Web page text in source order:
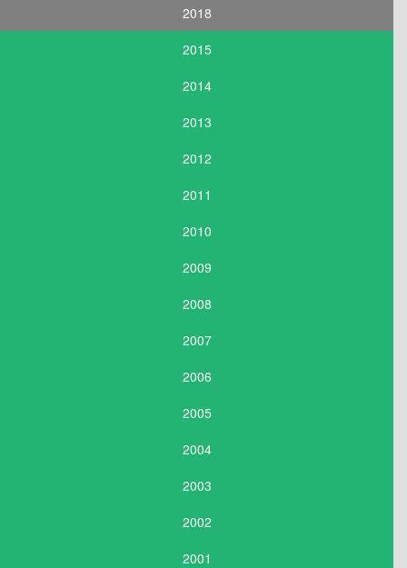
2018
2015
2014
2013
2012
2011
2010
2009
2008
2007
2006
2005
2004
2003
2002
2001